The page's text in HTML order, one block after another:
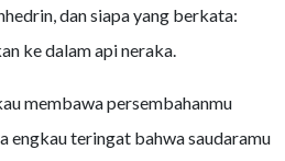
dan siapa yang berkata:
ke dalam api neraka.
membawa persembahanmu
engkau teringat bahwa saudaramu